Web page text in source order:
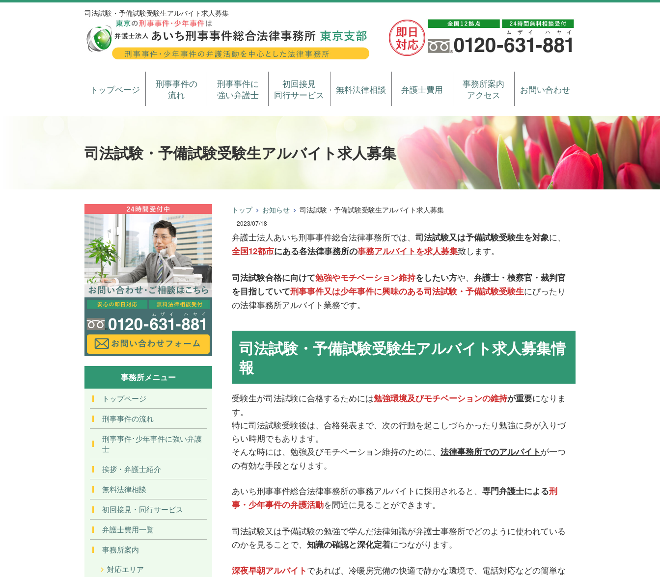
司法試験・予備試験受験生アルバイト求人募集
トップページ
刑事事件の
流れ
刑事事件に
強い弁護士
初回接見
同行サービス
無料法律相談 弁護士費用
事務所案内
アクセス
お問い合わせ
司法試験・予備試験受験生アルバイト求人募集
トップ お知らせ 司法試験・予備試験受験生アルバイト求人募集
2023/07/18
弁護士法人あいち刑事事件総合法律事務所では、 司法試験又は予備試験受験生を対象に、
全国12都市にある各法律事務所の事務アルバイトを求人募集致します。
司法試験合格に向けて勉強やモチベーション維持をしたい方や、 弁護士・検察官・裁判官
を目指していて刑事事件又は少年事件に興味のある司法試験・予備試験受験生にぴったり
の法律事務所アルバイト業務です。
司法試験・予備試験受験生アルバイト求人募集情
報
受験生が司法試験に合格するためには勉強環境及びモチベーションの維持が重要になりま
す。
特に司法試験受験後は、合格発表まで、次の行動を起こしづらかったり勉強に身が入りづ
らい時期でもあります。
そんな時には、勉強及びモチベーション維持のために、 法律事務所でのアルバイトが一つ
の有効な手段となります。
あいち刑事事件総合法律事務所の事務アルバイトに採用されると、 専門弁護士による刑
事・少年事件の弁護活動を間近に見ることができます。
司法試験又は予備試験の勉強で学んだ法律知識が弁護士事務所でどのように使われている
のかを見ることで、 知識の確認と深化定着につながります。
深夜早朝アルバイトであれば、冷暖房完備の快適で静かな環境で、電話対応などの簡単な
事務所メニュー
トップページ
刑事事件の流れ
刑事事件･少年事件に強い弁護
士
挨拶・弁護士紹介
無料法律相談
初回接見・同行サービス
弁護士費用一覧
事務所案内
対応エリア